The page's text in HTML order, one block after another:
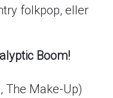
folkpop, eller
Boom!
The Make-Up)